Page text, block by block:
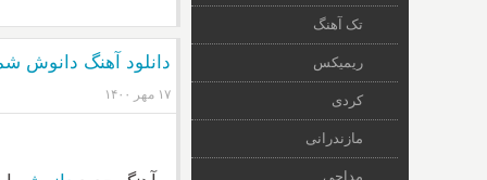
دانلود آهنگ دانوش
۱۷ مهر ۱۴۰۰
تک آهنگ
ریمیکس
کردی
مازندرانی
مداحی